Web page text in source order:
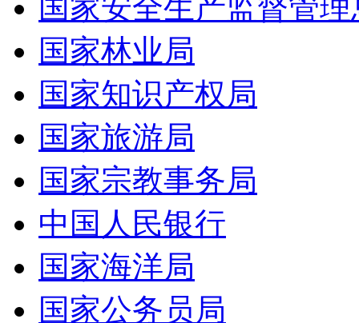
国家安全生产监督管理
国家林业局
国家知识产权局
国家旅游局
国家宗教事务局
中国人民银行
国家海洋局
国家公务员局